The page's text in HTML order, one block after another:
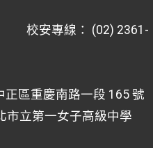
安專線： (02) 2361-
區重慶南路一段 165 號
市立第一女子高級中學